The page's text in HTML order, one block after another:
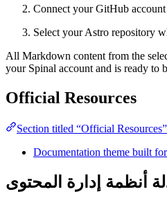
Connect your GitHub
Select your Astro repository
All Markdown content from the
your Spinal account and is ready to
Official Resources
Section titled “Official Resources”
Documentation theme built
أنظمة إدارة المحتوى